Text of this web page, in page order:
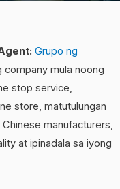
Grupo ng
company mula noong
stop service,
store, matutulungan
manufacturers,
at ipinadala sa iyong